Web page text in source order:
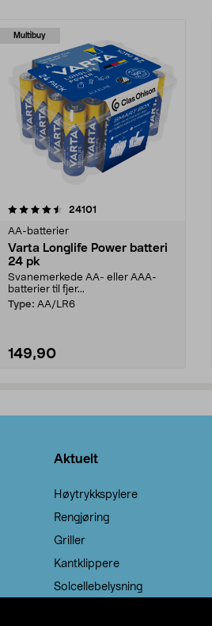
Multibuy
24101
AA-batterier
Varta Longlife Power batteri
24 pk
Svanemerkede AA- eller AAA-
batterier til fjer...
Type: AA/LR6
149,90
4.5av 5 stjerner
Aktuelt
Høytrykkspylere
Rengjøring
Griller
Kantklippere
Solcellebelysning